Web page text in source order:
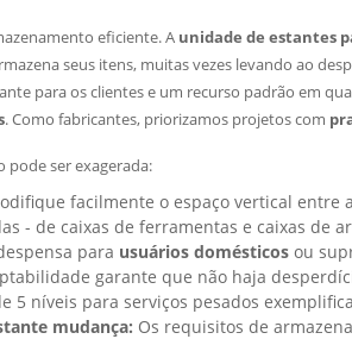
eficiente. A unidade de estantes
seus itens, muitas vezes levando ao
para os clientes e um recurso padrão em
. Como fabricantes, priorizamos projetos com
pode ser exagerada:
facilmente o espaço vertical entre
- de caixas de ferramentas e caixas de
para usuários domésticos ou
garante que não haja
5 níveis para serviços pesados
mudança: Os requisitos de